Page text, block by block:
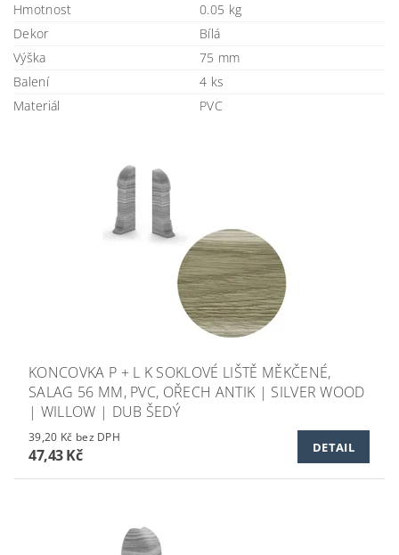
Hmotnost
0.05 kg
Dekor
Bílá
Výška
75 mm
Balení
4 ks
Materiál
PVC
KONCOVKA P + L K SOKLOVÉ LIŠTĚ MĚKČENÉ,
SALAG 56 MM, PVC, OŘECH ANTIK | SILVER WOOD
| WILLOW | DUB ŠEDÝ
39,20 Kč bez DPH
47,43 Kč DETAIL